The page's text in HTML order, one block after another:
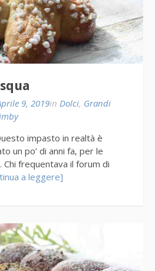
9, 2019in Dolci, Grandi
impasto in realtà è
un po’ di anni fa, per le
Chi frequentava il forum di
a leggere]